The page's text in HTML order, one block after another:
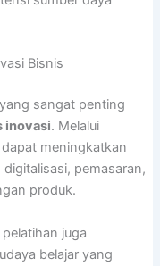
Bisnis
sangat penting
inovasi. Melalui
meningkatkan
pemasaran,
produk.
juga
belajar yang